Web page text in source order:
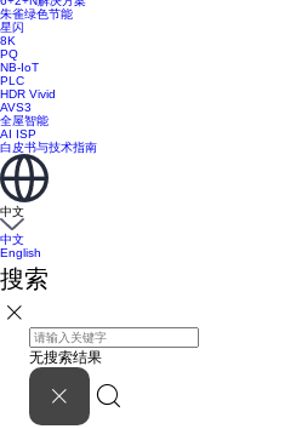
朱雀绿色节能
星闪
8K
PQ
NB-IoT
PLC
HDR Vivid
AVS3
全屋智能
AI ISP
白皮书与技术指南
中文
中文
English
搜索
无搜索结果